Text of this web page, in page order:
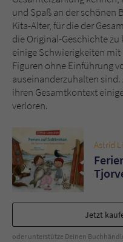
und Spaß an der schönen
Kita-Alter, für die der
die Original-Geschichte
einige Schwierigkeiten
Figuren ohne Einführung
auseinanderzuhalten
ihren Gesamtkontext
verloren.
Astrid
Jetzt
oder unterstütze Deinen